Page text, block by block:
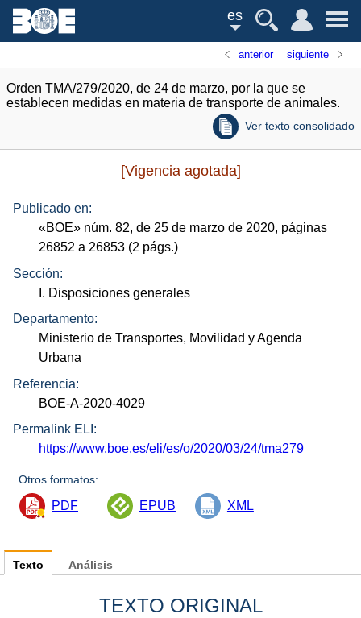
es
anterior siguiente
Orden TMA/279/2020, de 24 de marzo, por la que se
establecen medidas en materia de transporte de animales.
Ver texto consolidado
[Vigencia agotada]
Publicado en:
«BOE» núm. 82, de 25 de marzo de 2020, páginas
26852 a 26853 (2 págs.)
Sección:
I. Disposiciones generales
Departamento:
Ministerio de Transportes, Movilidad y Agenda
Urbana
Referencia:
BOE-A-2020-4029
Permalink ELI:
https://www.boe.es/eli/es/o/2020/03/24/tma279
Otros formatos:
PDF EPUB XML
Texto
TEXTO ORIGINAL
Análisis